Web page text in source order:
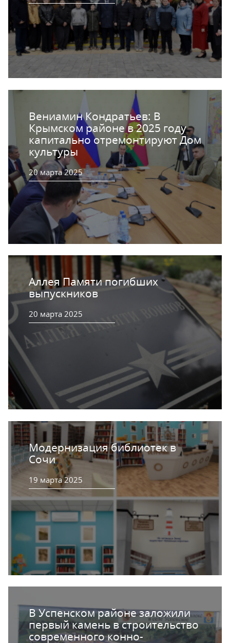
Вениамин Кондратьев: В
Крымском районе в 2025 году
капитально отремонтируют Дом
культуры
20 марта 2025
Аллея Памяти погибших
выпускников
20 марта 2025
Модернизация библиотек в
Сочи
19 марта 2025
В Успенском районе заложили
первый камень в строительство
современного конно-